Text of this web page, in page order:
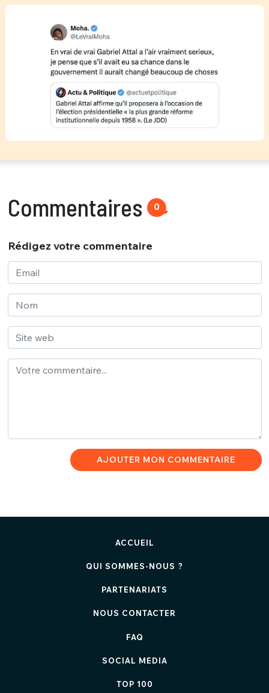
Commentaires 0
Rédigez votre commentaire
AJOUTER MON COMMENTAIRE
ACCUEIL
QUI SOMMES-NOUS ?
PARTENARIATS
NOUS CONTACTER
FAQ
SOCIAL MEDIA
TOP 100